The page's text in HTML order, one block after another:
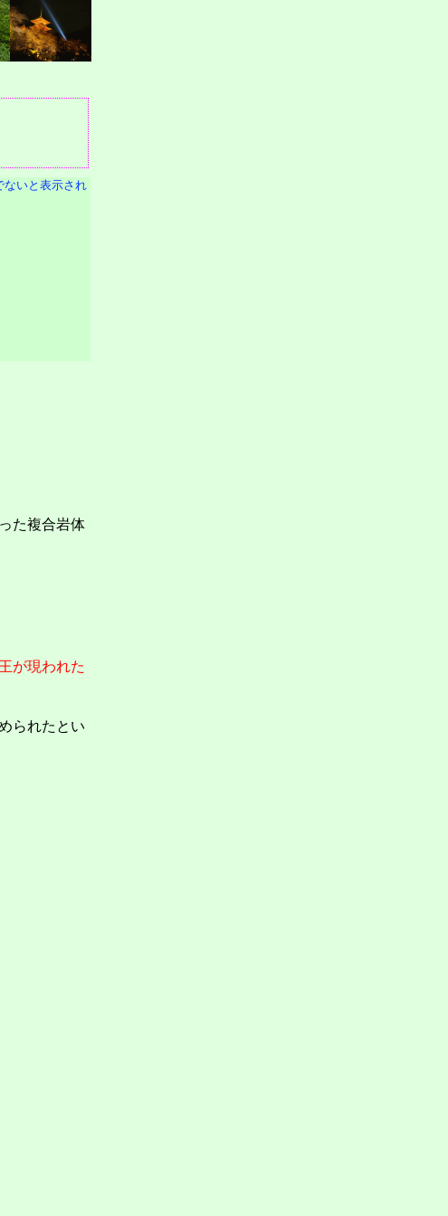
た複合岩体
が現われた
られたとい